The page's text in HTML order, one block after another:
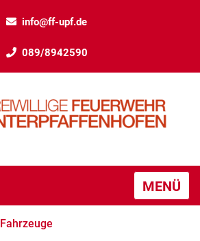
info@ff-upf.de
089/8942590
MENÜ
Fahrzeuge